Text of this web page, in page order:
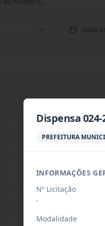
Data
Contratação de
Construção de 50
Dispensa 024-
PREFEITURA
INFORMAÇÕES
Nº Licitação
-
Modalidade